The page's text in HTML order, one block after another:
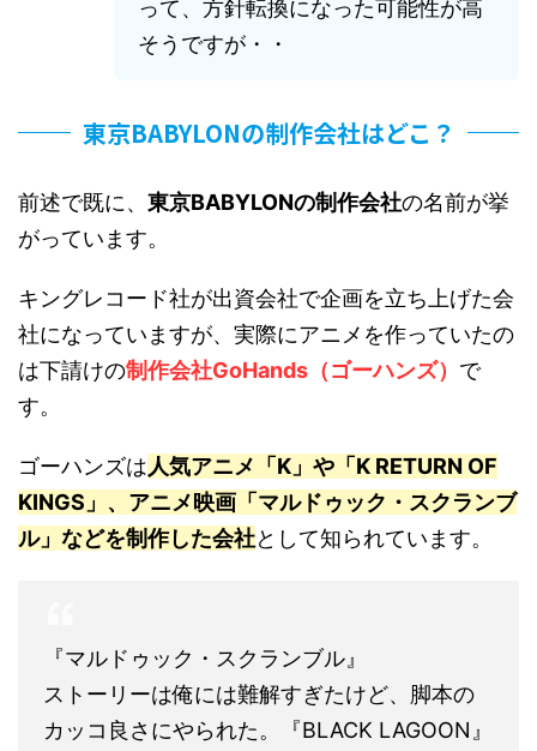
って、方針転換になった可能性が高
そうですが・・
東京BABYLONの制作会社はどこ？
前述で既に、 東京BABYLONの制作会社の名前が挙
がっています。
キングレコード社が出資会社で企画を立ち上げた会
社になっていますが、実際にアニメを作っていたの
は下請けの制作会社GoHands（ゴーハンズ） で
す。
ゴーハンズは人気アニメ「K」や「K RETURN OF
KINGS」、アニメ映画「マルドゥック・スクランブ
ル」などを制作した会社として知られています。
『マルドゥック・スクランブル』
ストーリーは俺には難解すぎたけど、脚本の
カッコ良さにやられた。『BLACK LAGOON』